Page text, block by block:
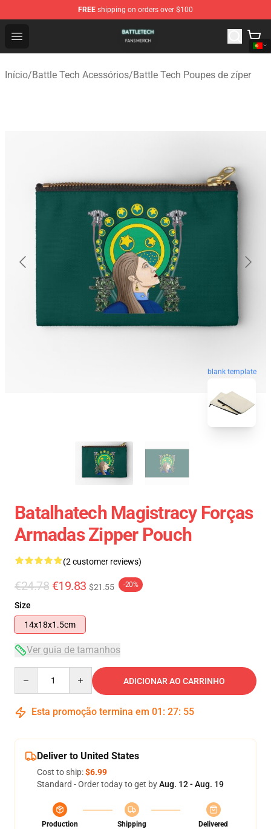
FREE shipping on orders over $100
Open menu
Battle Tech Shop - Official Battle Tech Merchandise Store
Início/Battle Tech Acessórios/Battle Tech Poupes de zíper
blank template
Batalhatech Magistracy Forças
Armadas Zipper Pouch
(2 customer reviews)
€24.78 €19.83 $21.55 -20%
Size
14x18x1.5cm
Ver guia de tamanhos
ADICIONAR AO CARRINHO
Esta promoção termina em 01 : 27: 55
Deliver to United States
Cost to ship:$6.99
Standard - Order today to get byAug. 12 - Aug. 19
Production
Shipping
Delivered